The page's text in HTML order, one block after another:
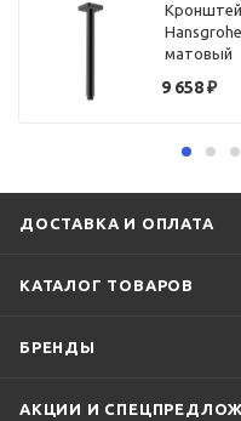
матовый
9 658₽
ДОСТАВКА И ОПЛАТА
КАТАЛОГ ТОВАРОВ
БРЕНДЫ
АКЦИИ И